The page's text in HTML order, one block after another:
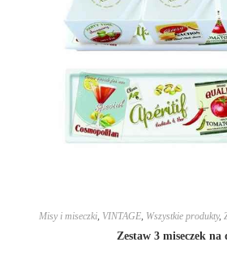
Misy i miseczki, VINTAGE, Wszystkie produkty,
Zestaw 3 miseczek na